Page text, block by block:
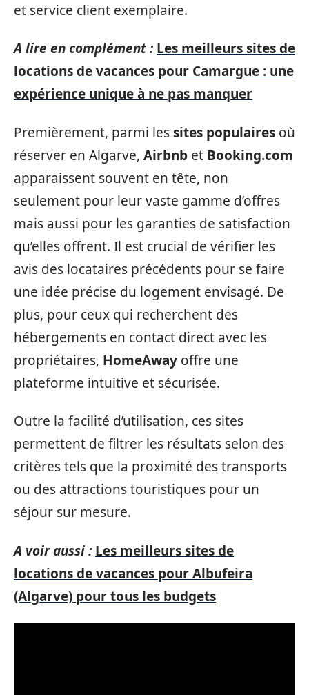
et service client exemplaire.
A lire en complément : Les meilleurs sites de
locations de vacances pour Camargue : une
expérience unique à ne pas manquer
Premièrement, parmi lessites populaires où
réserver en Algarve, Airbnb et Booking.com
apparaissent souvent en tête, non
seulement pour leur vaste gamme d’offres
mais aussi pour les garanties de satisfaction
qu’elles offrent. Il est crucial de vérifier les
avis des locataires précédents pour se faire
une idée précise du logement envisagé. De
plus, pour ceux qui recherchent des
hébergements en contact direct avec les
propriétaires, HomeAway offre une
plateforme intuitive et sécurisée.
Outre la facilité d’utilisation, ces sites
permettent de filtrer les résultats selon des
critères tels que la proximité des transports
ou des attractions touristiques pour un
séjour sur mesure.
A voir aussi : Les meilleurs sites de
locations de vacances pour Albufeira
(Algarve) pour tous les budgets